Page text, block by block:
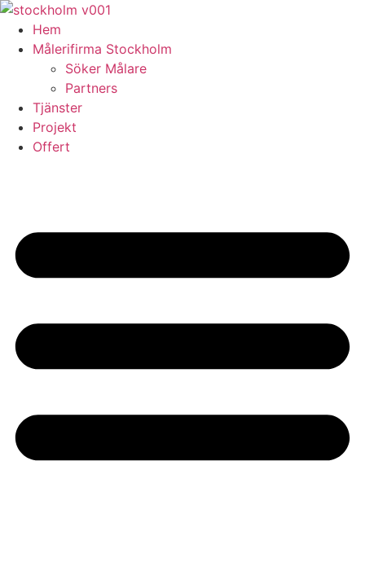
Skip
content
Hem
Målerifirma Stockholm
Söker Målare
Partners
Tjänster
Projekt
Offert